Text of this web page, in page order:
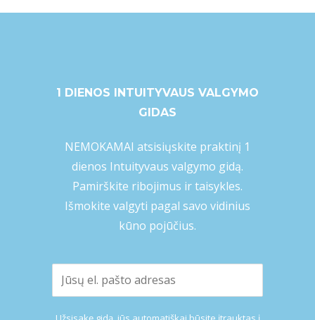
1 DIENOS INTUITYVAUS VALGYMO
GIDAS
NEMOKAMAI atsisiųskite praktinį 1
dienos Intuityvaus valgymo gidą.
Pamirškite ribojimus ir taisykles.
Išmokite valgyti pagal savo vidinius
kūno pojūčius.